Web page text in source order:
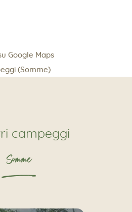
Google Maps
(Somme)
campeggi
Somme